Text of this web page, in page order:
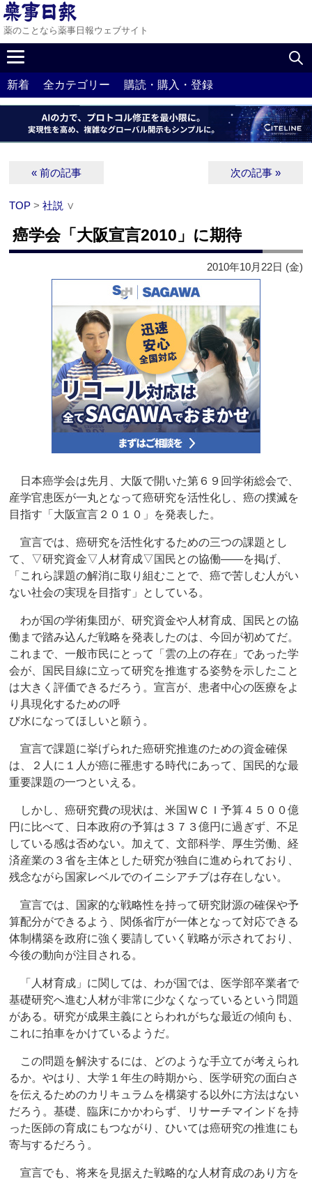
薬のことなら薬事日報ウェブサイト
新着 全カテゴリー 購読・購入・登録
« 前の記事 次の記事 »
TOP >社説 ∨
癌学会「大阪宣言2010」に期待
2010年10月22日 (金)
日本癌学会は先月、大阪で開いた第６９回学術総会で、
産学官患医が一丸となって癌研究を活性化し、癌の撲滅を
目指す「大阪宣言２０１０」を発表した。
宣言では、癌研究を活性化するための三つの課題とし
て、▽研究資金▽人材育成▽国民との協働――を掲げ、
「これら課題の解消に取り組むことで、癌で苦しむ人がい
ない社会の実現を目指す」としている。
わが国の学術集団が、研究資金や人材育成、国民との協
働まで踏み込んだ戦略を発表したのは、今回が初めてだ。
これまで、一般市民にとって「雲の上の存在」であった学
会が、国民目線に立って研究を推進する姿勢を示したこと
は大きく評価できるだろう。宣言が、患者中心の医療をよ
り具現化するための呼
び水になってほしいと願う。
宣言で課題に挙げられた癌研究推進のための資金確保
は、２人に１人が癌に罹患する時代にあって、国民的な最
重要課題の一つといえる。
しかし、癌研究費の現状は、米国ＷＣＩ予算４５００億
円に比べて、日本政府の予算は３７３億円に過ぎず、不足
している感は否めない。加えて、文部科学、厚生労働、経
済産業の３省を主体とした研究が独自に進められており、
残念ながら国家レベルでのイニシアチブは存在しない。
宣言では、国家的な戦略性を持って研究財源の確保や予
算配分ができるよう、関係省庁が一体となって対応できる
体制構築を政府に強く要請していく戦略が示されており、
今後の動向が注目される。
「人材育成」に関しては、わが国では、医学部卒業者で
基礎研究へ進む人材が非常に少なくなっているという問題
がある。研究が成果主義にとらわれがちな最近の傾向も、
これに拍車をかけているようだ。
この問題を解決するには、どのような手立てが考えられ
るか。やはり、大学１年生の時期から、医学研究の面白さ
を伝えるためのカリキュラムを構築する以外に方法はない
だろう。基礎、臨床にかかわらず、リサーチマインドを持
った医師の育成にもつながり、ひいては癌研究の推進にも
寄与するだろう。
宣言でも、将来を見据えた戦略的な人材育成のあり方を